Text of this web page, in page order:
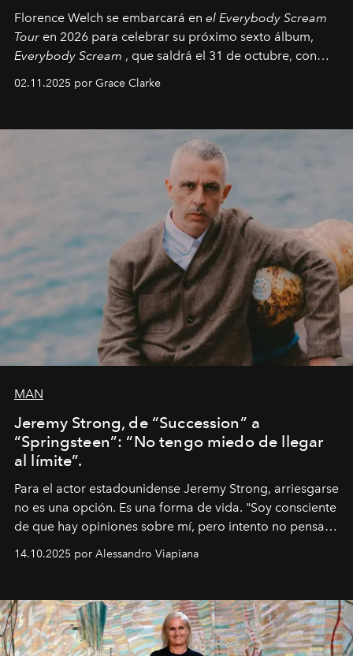
Florence Welch se embarcará en el Everybody Scream
Tour en 2026 para celebrar su próximo sexto álbum,
Everybody Scream , que saldrá el 31 de octubre, con
fechas en Norteamérica a partir de abril del próximo
02.11.2025 por Grace Clarke
MAN
Jeremy Strong, de “Succession” a
“Springsteen”: “No tengo miedo de llegar
al límite”.
Para el actor estadounidense Jeremy Strong, arriesgarse
no es una opción. Es una forma de vida. "Soy consciente
de que hay opiniones sobre mí, pero intento no pensar
demasiado en cómo me perciben. Creo que es una
pérdida de tiempo", afirma.
14.10.2025 por Alessandro Viapiana